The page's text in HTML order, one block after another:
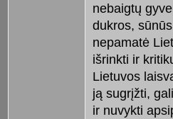
nebaigtų
dukros,
nepamatė
išrinkti ir
Lietuvos
ją sugrįžti,
ir nuvykti